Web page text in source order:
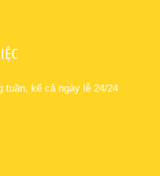
tuần, kể cả ngày lễ 24/24